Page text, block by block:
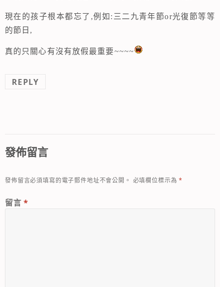
現在的孩子根本都忘了,例如:三二九青年節or光復節等等
的節日,
真的只關心有沒有放假最重要~~~~
REPLY
發佈留言
發佈留言必須填寫的電子郵件地址不會公開。 必填欄位標示為*
留言 *